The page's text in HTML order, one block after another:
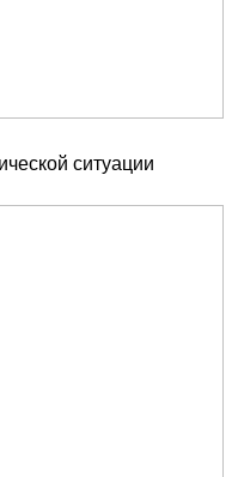
ситуации